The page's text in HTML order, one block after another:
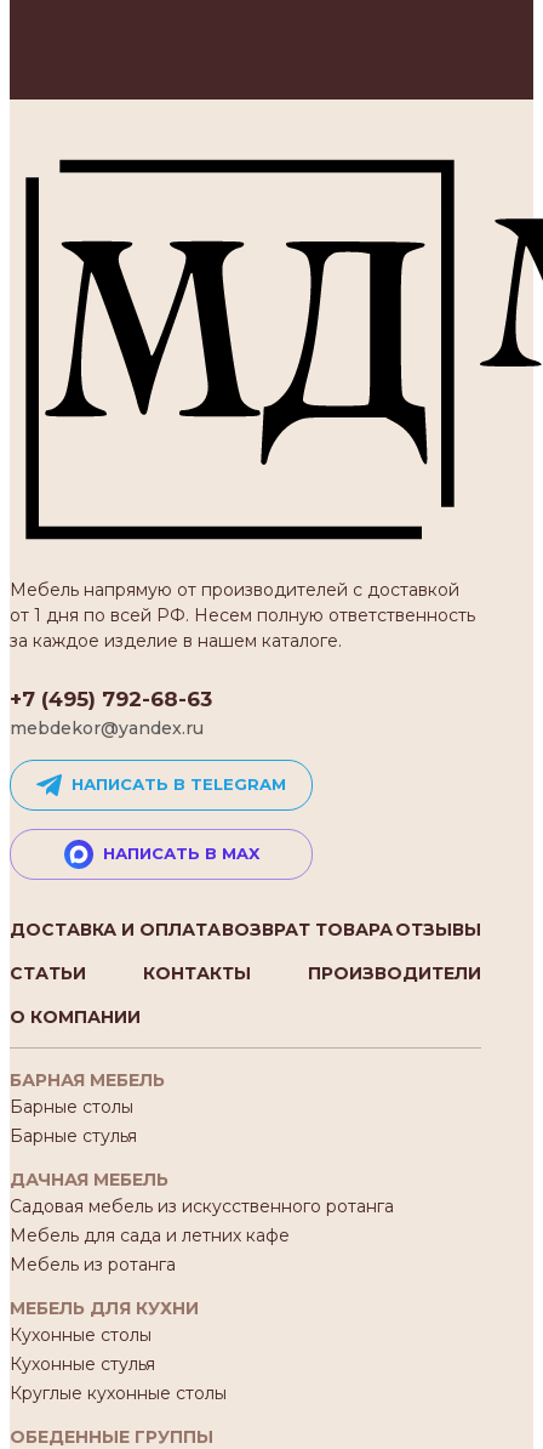
Мебель напрямую от производителей с доставкой
от 1 дня по всей РФ. Несем полную ответственность
за каждое изделие в нашем каталоге.
+7 (495) 792-68-63
mebdekor@yandex.ru
НАПИСАТЬ В TELEGRAM
НАПИСАТЬ В MAX
ДОСТАВКА И ОПЛАТАВОЗВРАТ ТОВАРАОТЗЫВЫ
СТАТЬИ
КОНТАКТЫ
ПРОИЗВОДИТЕЛИ
О КОМПАНИИ
БАРНАЯ МЕБЕЛЬ
Барные столы
Барные стулья
ДАЧНАЯ МЕБЕЛЬ
Садовая мебель из искусственного ротанга
Мебель для сада и летних кафе
Мебель из ротанга
МЕБЕЛЬ ДЛЯ КУХНИ
Кухонные столы
Кухонные стулья
Круглые кухонные столы
ОБЕДЕННЫЕ ГРУППЫ